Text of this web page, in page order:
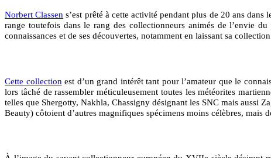
Norbert Classen s’est prêté à cette activité pendant plus de 20 ans dans
range toutefois dans le rang des collectionneurs animés de l’envie
connaissances et de ses découvertes, notamment en laissant sa
Cette collection est d’un grand intérêt tant pour l’amateur que le
lors tâché de rassembler méticuleusement toutes les météorites
telles que Shergotty, Nakhla, Chassigny désignant les SNC mais aussi
Beauty) côtoient d’autres magnifiques spécimens moins célèbres, mais